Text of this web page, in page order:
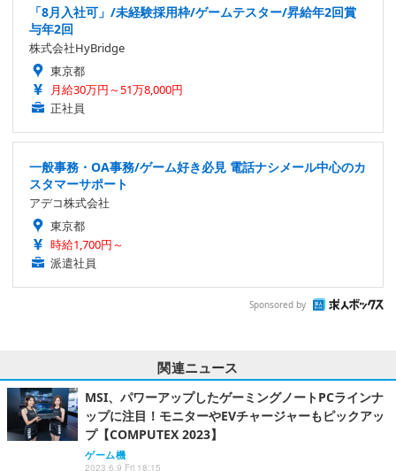
「8月入社可」/未経験採用枠/ゲームテスター/昇給年2回賞
与年2回
株式会社HyBridge
東京都
月給30万円～51万8,000円
正社員
一般事務・OA事務/ゲーム好き必見 電話ナシメール中心のカ
スタマーサポート
アデコ株式会社
東京都
時給1,700円～
派遣社員
Sponsored by
関連ニュース
MSI、パワーアップしたゲーミングノートPCラインナ
ップに注目！モニターやEVチャージャーもピックアッ
プ【COMPUTEX 2023】
ゲーム機
2023.6.9 Fri 18:15